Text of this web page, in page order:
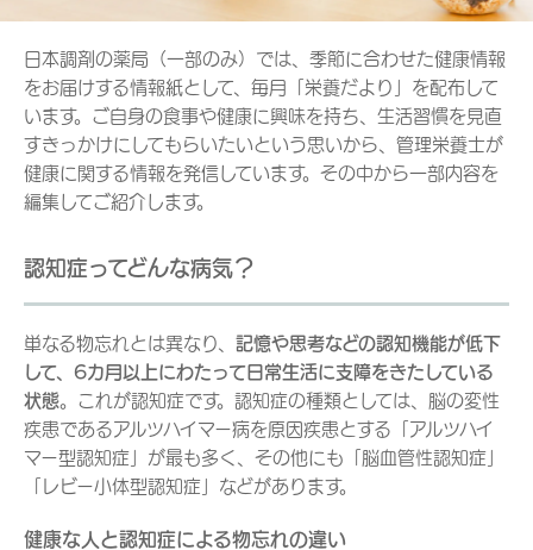
日本調剤の薬局（一部のみ）では、季節に合わせた健康情報
をお届けする情報紙として、毎月「栄養だより」を配布して
います。ご自身の食事や健康に興味を持ち、生活習慣を見直
すきっかけにしてもらいたいという思いから、管理栄養士が
健康に関する情報を発信しています。その中から一部内容を
編集してご紹介します。
認知症ってどんな病気？
単なる物忘れとは異なり、 記憶や思考などの認知機能が低下
して、6カ月以上にわたって日常生活に支障をきたしている
状態。これが認知症です。認知症の種類としては、脳の変性
疾患であるアルツハイマー病を原因疾患とする「アルツハイ
マー型認知症」が最も多く、その他にも「脳血管性認知症」
「レビー小体型認知症」などがあります。
健康な人と認知症による物忘れの違い